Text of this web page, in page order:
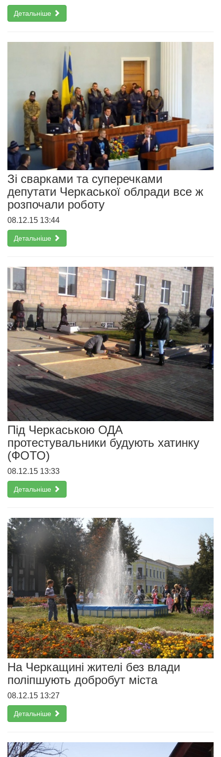
Детальніше
Зі сварками та суперечками
депутати Черкаської облради все ж
розпочали роботу
08.12.15 13:44
Детальніше
Під Черкаською ОДА
протестувальники будують хатинку
(ФОТО)
08.12.15 13:33
Детальніше
На Черкащині жителі без влади
поліпшують добробут міста
08.12.15 13:27
Детальніше